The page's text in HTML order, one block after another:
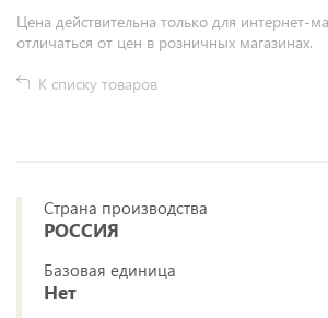
Цена действительна только для интернет-
отличаться от цен в розничных магазинах.
К списку товаров
Страна производства
РОССИЯ
Базовая единица
Нет